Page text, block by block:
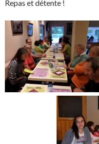
Repas et détente !